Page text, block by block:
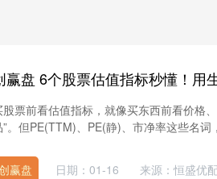
股票前看估值指标，就像买东西前看价格
”。但PE(TTM)、PE(静)、市净率这些名
赢盘 日期：01-16 来源：恒盛优